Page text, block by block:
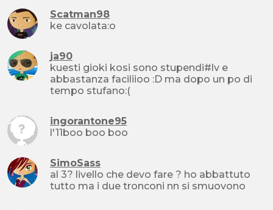
Scatman98
ke cavolata:o
ja90
kuesti gioki kosi sono stupendi#lv e
abbastanza faciliioo :D ma dopo un po di
tempo stufano:(
ingorantone95
l'11boo boo boo
SimoSass
al 3? livello che devo fare ? ho abbattuto
tutto ma i due tronconi nn si smuovono